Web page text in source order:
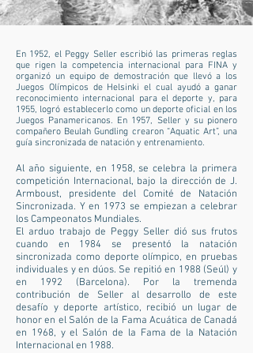
En 1952, el Peggy Seller escribió las primeras reglas
que rigen la competencia internacional para FINA y
organizó un equipo de demostración que llevó a los
Juegos Olímpicos de Helsinki el cual ayudó a ganar
reconocimiento internacional para el deporte y, para
1955, logró establecerlo como un deporte oficial en los
Juegos Panamericanos. En 1957, Seller y su pionero
compañero Beulah Gundling crearon “Aquatic Art”, una
guía sincronizada de natación y entrenamiento.
Al año siguiente, en 1958, se celebra la primera
competición Internacional, bajo la dirección de J.
Armboust, presidente del Comité de Natación
Sincronizada. Y en 1973 se empiezan a celebrar
los Campeonatos Mundiales.
El arduo trabajo de Peggy Seller dió sus frutos
cuando en 1984 se presentó la natación
sincronizada como deporte olímpico, en pruebas
individuales y en dúos. Se repitió en 1988 (Seúl) y
en 1992 (Barcelona). Por la tremenda
contribución de Seller al desarrollo de este
desafío y deporte artístico, recibió un lugar de
honor en el Salón de la Fama Acuática de Canadá
en 1968, y el Salón de la Fama de la Natación
Internacional en 1988.